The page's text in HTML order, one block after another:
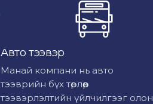
Авто тээвэр
Mанай компани нь авто
тээврийн бүх төрлөөр
тээвэрлэлтийн үйлчилгээг олон